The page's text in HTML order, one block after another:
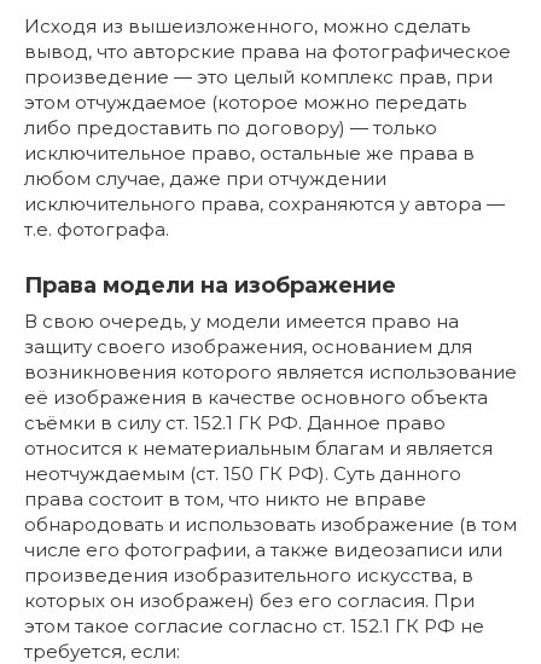
Исходя из вышеизложенного, можно сделать
вывод, что авторские права на фотографическое
произведение — это целый комплекс прав, при
этом отчуждаемое (которое можно передать
либо предоставить по договору) — только
исключительное право, остальные же права в
любом случае, даже при отчуждении
исключительного права, сохраняются у автора —
т.е. фотографа.
Права модели на изображение
В свою очередь, у модели имеется право на
защиту своего изображения, основанием для
возникновения которого является использование
её изображения в качестве основного объекта
съёмки в силу ст. 152.1 ГК РФ. Данное право
относится к нематериальным благам и является
неотчуждаемым (ст. 150 ГК РФ). Суть данного
права состоит в том, что никто не вправе
обнародовать и использовать изображение (в том
числе его фотографии, а также видеозаписи или
произведения изобразительного искусства, в
которых он изображен) без его согласия. При
этом такое согласие согласно ст. 152.1 ГК РФ не
требуется, если: